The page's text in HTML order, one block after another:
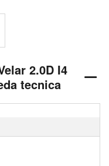
2.0D I4
tecnica